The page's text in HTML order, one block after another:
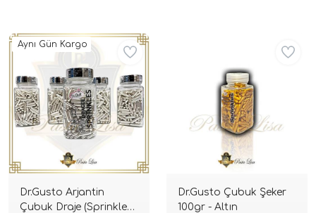
Dr.Gusto Arjantin
Çubuk Draje (Sprinkles)
Aynı Gün Kargo
Dr.Gusto Çubuk Şeker
100gr - Altın